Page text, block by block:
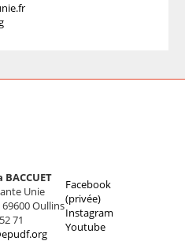
Unie
Oullins
71
Facebook
(privée)
Instagram
Youtube